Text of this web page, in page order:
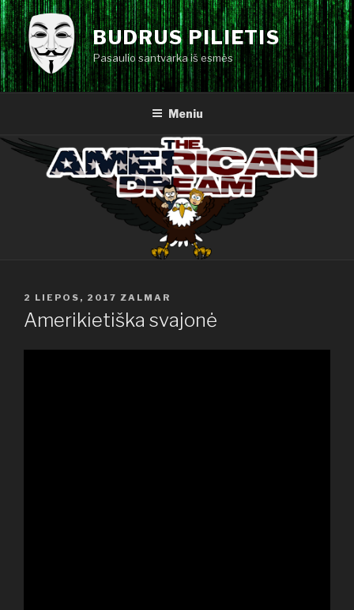
Eiti
prie
turinio
BUDRUS PILIETIS
Pasaulio santvarka iš esmės
Meniu
PASKELBTA
2 LIEPOS, 2017 ZALMAR
Amerikietiška svajonė